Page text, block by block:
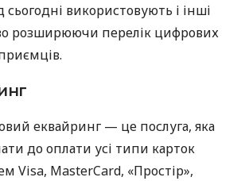
сьогодні використовують і інші
розширюючи перелік цифрових
еквайринг — це послуга, яка
до оплати усі типи карток
Visa, MasterCard, «Простір»,